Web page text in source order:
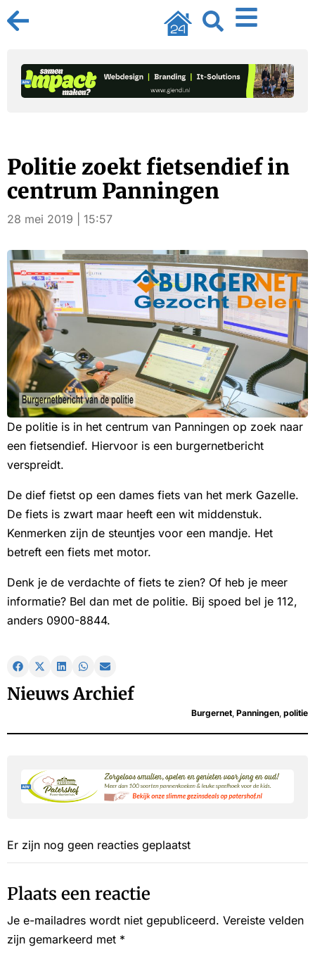
Politie zoekt fietsendief in
centrum Panningen
28 mei 2019 | 15:57
De politie is in het centrum van Panningen op zoek naar
een fietsendief. Hiervoor is een burgernetbericht
verspreidt.
De dief fietst op een dames fiets van het merk Gazelle.
De fiets is zwart maar heeft een wit middenstuk.
Kenmerken zijn de steuntjes voor een mandje. Het
betreft een fiets met motor.
Denk je de verdachte of fiets te zien? Of heb je meer
informatie? Bel dan met de politie. Bij spoed bel je 112,
anders 0900-8844.
Nieuws Archief
Burgernet Panningen politie
Er zijn nog geen reacties geplaatst
Plaats een reactie
Je e-mailadres wordt niet gepubliceerd. Vereiste velden
zijn gemarkeerd met *